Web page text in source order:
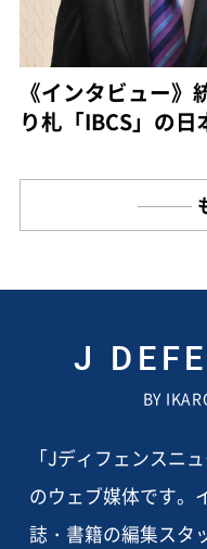
《インタビュー
り札「IBCS」の
J
BY
「Jディフェンスニ
のウェブ媒体です。
誌・書籍の編集スタ